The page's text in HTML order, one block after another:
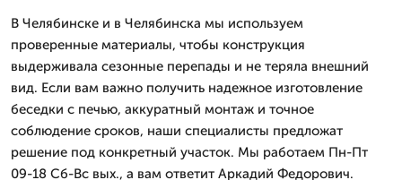
В Челябинске и в Челябинска мы используем
проверенные материалы, чтобы конструкция
выдерживала сезонные перепады и не теряла внешний
вид. Если вам важно получить надежное изготовление
беседки с печью, аккуратный монтаж и точное
соблюдение сроков, наши специалисты предложат
решение под конкретный участок. Мы работаем Пн-Пт
09-18 Сб-Вс вых., а вам ответит Аркадий Федорович.